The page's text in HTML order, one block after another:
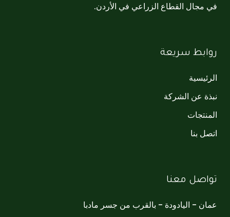
في مجال القطاع الزراعي في الأردن.
روابط سريعة
الرئيسية
نبذة عن الشركة
المنتجات
اتصل بنا
تواصل معنا
عمان - اليادودة - بالقرب من جسر مادبا